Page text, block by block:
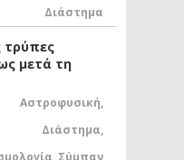
Διάστημα
τρύπες
μετά τη
Αστροφυσική,
Διάστημα,
, Σύμπαν